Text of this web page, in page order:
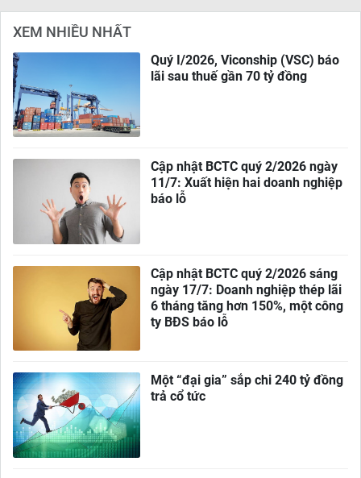
XEM NHIỀU NHẤT
Quý I/2026, Viconship (VSC) báo
lãi sau thuế gần 70 tỷ đồng
Cập nhật BCTC quý 2/2026 ngày
11/7: Xuất hiện hai doanh nghiệp
báo lỗ
Cập nhật BCTC quý 2/2026 sáng
ngày 17/7: Doanh nghiệp thép lãi
6 tháng tăng hơn 150%, một công
ty BĐS báo lỗ
Một “đại gia” sắp chi 240 tỷ đồng
trả cổ tức